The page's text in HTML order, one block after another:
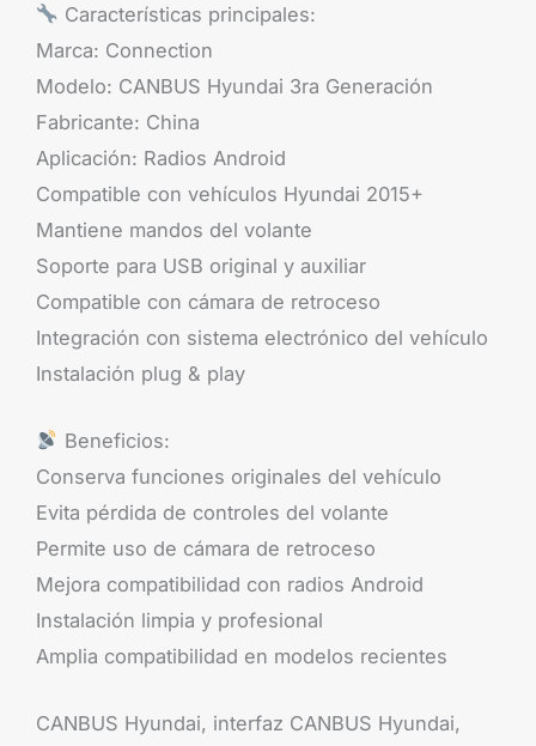
Características principales:
Marca: Connection
Modelo: CANBUS Hyundai 3ra Generación
Fabricante: China
Aplicación: Radios Android
Compatible con vehículos Hyundai 2015+
Mantiene mandos del volante
Soporte para USB original y auxiliar
Compatible con cámara de retroceso
Integración con sistema electrónico del vehículo
Instalación plug & play
Beneficios:
Conserva funciones originales del vehículo
Evita pérdida de controles del volante
Permite uso de cámara de retroceso
Mejora compatibilidad con radios Android
Instalación limpia y profesional
Amplia compatibilidad en modelos recientes
CANBUS Hyundai, interfaz CANBUS Hyundai,